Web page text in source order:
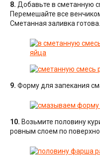
8. Добавьте в сметанную
Перемешайте все
Сметанная заливка готова.
9. Форму для запекания
10. Возьмите половину
ровным слоем по